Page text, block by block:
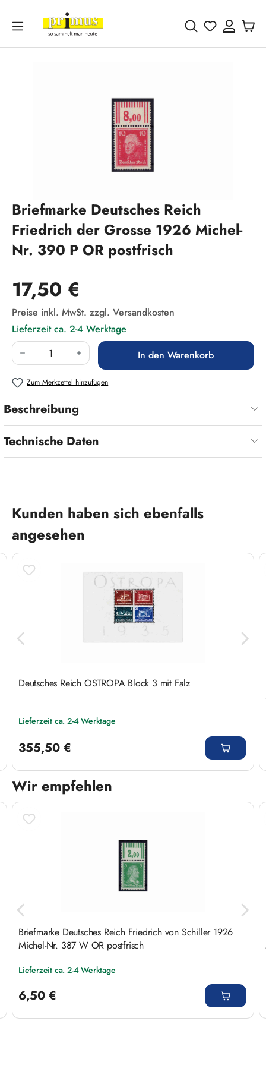
Zum Hauptinhalt springen
Du hast 0
Briefmarke Deutsches Reich
Friedrich der Grosse 1926 Michel-
Nr. 390 P OR postfrisch
Regulärer Preis:
17,50 €
Preise inkl. MwSt. zzgl. Versandkosten
Lieferzeit ca. 2-4 Werktage
Produkt Anzahl: Gib den gewünschten Wert
In den Warenkorb
Zum Merkzettel hinzufügen
Beschreibung
Technische Daten
Produktgalerie überspringen
Kunden haben sich ebenfalls
angesehen
Deutsches Reich OSTROPA Block 3 mit Falz
Lieferzeit ca. 2-4 Werktage
355,50 €
Wir empfehlen
Produktgalerie überspringen
Briefmarke Deutsches Reich Friedrich von Schiller 1926
Michel-Nr. 387 W OR postfrisch
Lieferzeit ca. 2-4 Werktage
6,50 €